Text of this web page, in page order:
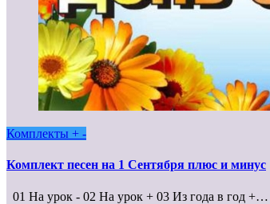
Комплекты + -
Комплект песен на 1 Сентября плюс и минус
01 На урок - 02 На урок + 03 Из года в год +…